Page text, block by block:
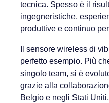
tecnica. Spesso è il
ingegneristiche,
produttive e continuo
Il sensore wireless di
perfetto esempio. Più
singolo team, si è
grazie alla
Belgio e negli Stati